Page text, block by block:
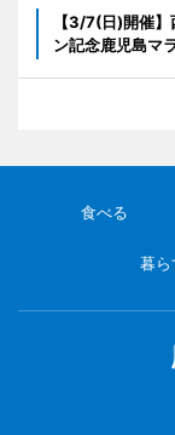
【3/7(日)開催
ン記念鹿児島マ
食べる
暮ら